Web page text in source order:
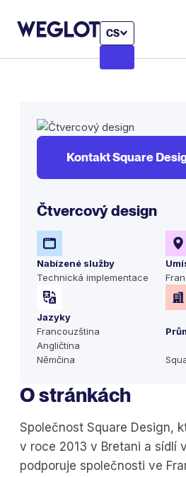
CS
Kontakt Square
Čtvercový design
Nabízené služby
Technická implementace
Jazyky
Francouzština
Angličtina
Němčina
O stránkách
Společnost Square Design,
v roce 2013 v Bretani a sídlí
podporuje společnosti ve